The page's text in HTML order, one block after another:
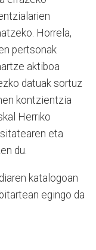
Horrela,
pertsonak
aktiboa
datuak sortuz
kontzientzia
Herriko
eta
du.
katalogoan
egingo da